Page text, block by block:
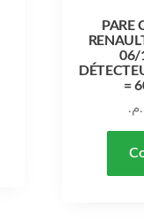
PARE
06/
=